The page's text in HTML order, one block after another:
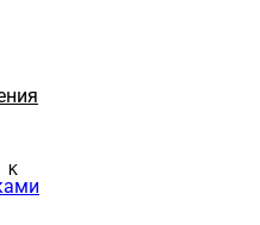
K